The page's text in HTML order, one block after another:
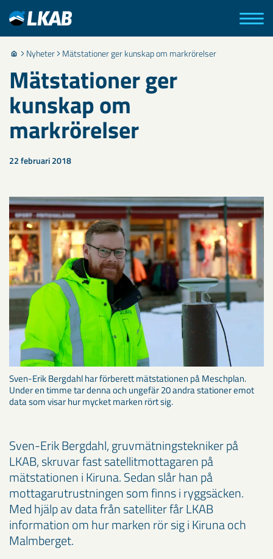
Nyheter Mätstationer ger kunskap om markrörelser
Mätstationer ger
kunskap om
markrörelser
22 februari 2018
Sven-Erik Bergdahl har förberett mätstationen på Meschplan.
Under en timme tar denna och ungefär 20 andra stationer emot
data som visar hur mycket marken rört sig.
Sven-Erik Bergdahl, gruvmätningstekniker på
LKAB, skruvar fast satellitmottagaren på
mätstationen i Kiruna. Sedan slår han på
mottagarutrustningen som finns i ryggsäcken.
Med hjälp av data från satelliter får LKAB
information om hur marken rör sig i Kiruna och
Malmberget.